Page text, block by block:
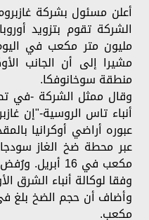
أعلن مسئول بشركة
مليون متر مكعب في
مشيرا إلى أن الجانب
منطقة سوخانوفكا.
وقال ممثل الشركة -في
أنباء تاس الروسية-"إن
عبوره أراضي أوكرانيا
مكعب في 16
وفقا لوكالة أنباء الشرق
مكعب.